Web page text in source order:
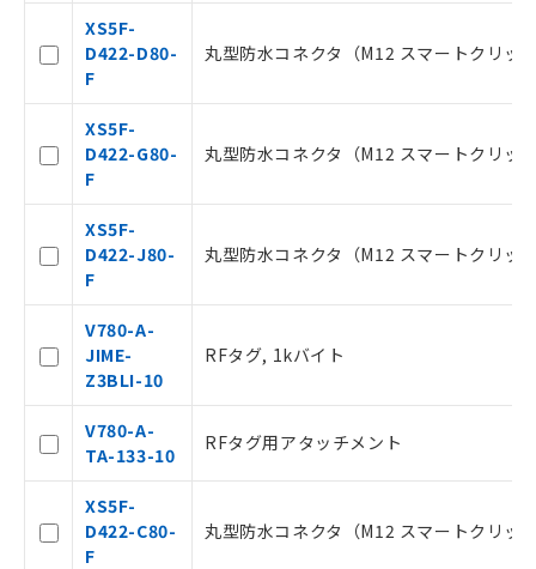
XS5F-
D422-D80-
F
丸型防水コネクタ（M12 スマートクリ
XS5F-
D422-G80-
F
丸型防水コネクタ（M12 スマートクリ
XS5F-
D422-J80-
F
丸型防水コネクタ（M12 スマートクリ
V780-A-
JIME-
Z3BLI-10
RFタグ, 1kバイト
V780-A-
TA-133-10
RFタグ用アタッチメント
XS5F-
D422-C80-
F
丸型防水コネクタ（M12 スマートクリ
記
○ 一定数以上の在庫あり
△
ご利用条件
本サービスは、当社制御機器事業取扱
抜)を提供させていただくものです。
本サービスの対象外となる商品もある
在庫状況および標準価格照会結果は、
記載している更新日時点での社内デー
タに基づき作成されるものであり、閲
覧された時点での実際の在庫および標
準価格とは異なる場合があることをご
了承ください。
正式な納期状況および標準価格はお客
様のお取引先、またはお客様担当のオ
ご相談ください。